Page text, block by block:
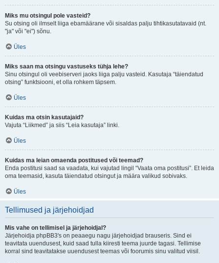
Miks mu otsingul pole vasteid?
Su otsing oli ilmselt liiga ebamäärane või sisaldas palju tihtikasutatavaid (nt.
"ja" või "ei") sõnu.
Üles
Miks saan ma otsingu vastuseks tühja lehe?
Sinu otsingul oli veebiserveri jaoks liiga palju vasteid. Kasutaja “täiendatud
otsing” funktsiooni, et olla rohkem täpsem.
Üles
Kuidas ma otsin kasutajaid?
Vajuta “Liikmed” ja siis “Leia kasutaja” linki.
Üles
Kuidas ma leian omaenda postitused või teemad?
Enda postitusi saad sa vaadata, kui vajutad lingil “Vaata oma postitusi”. Et leida
oma teemasid, kasuta täiendatud otsingut ja määra valikud sobivaks.
Üles
Tellimused ja järjehoidjad
Mis vahe on tellimisel ja järjehoidjal?
Järjehoidja phpBB3's on peaaegu nagu järjehoidjad brauseris. Sind ei
teavitata uuendusest, kuid saad tulla kiiresti teema juurde tagasi. Tellimise
korral sind teavitatakse uuendusest teemas või foorumis sinu valitud viisil.